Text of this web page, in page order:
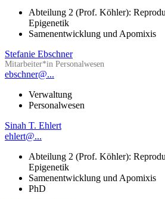
Abteilung 2 (Prof. Köhler):
Epigenetik
Samenentwicklung und Apomixis
Stefanie Ebschner
Mitarbeiter*in Personalwesen
ebschner@...
Verwaltung
Personalwesen
Sinah T. Ehlert
ehlert@...
Abteilung 2 (Prof. Köhler):
Epigenetik
Samenentwicklung und Apomixis
PhD